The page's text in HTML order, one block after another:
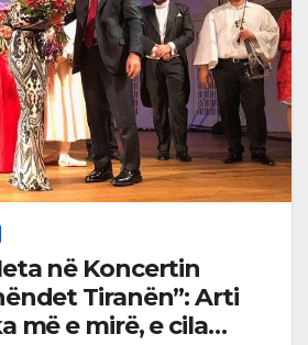
në Koncertin
Tiranën”: Arti
më e mirë, e cila